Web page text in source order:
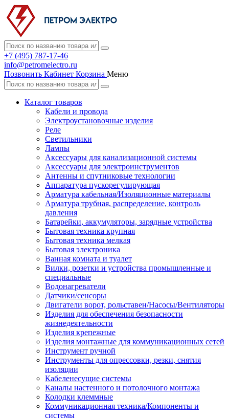
+7 (495) 787-17-46
info@petromelectro.ru
Позвонить Кабинет Корзина Меню
Каталог товаров
Кабели и провода
Электроустановочные изделия
Реле
Светильники
Лампы
Аксессуары для канализационной системы
Аксессуары для электроинструментов
Антенны и спутниковые технологии
Аппаратура пускорегулирующая
Арматура кабельная/Изоляционные материалы
Арматура трубная, распределение, контроль
давления
Батарейки, аккумуляторы, зарядные устройства
Бытовая техника крупная
Бытовая техника мелкая
Бытовая электроника
Ванная комната и туалет
Вилки, розетки и устройства промышленные и
специальные
Водонагреватели
Датчики/сенсоры
Двигатели ворот, рольставен/Насосы/Вентиляторы
Изделия для обеспечения безопасности
жизнедеятельности
Изделия крепежные
Изделия монтажные для коммуникационных сетей
Инструмент ручной
Инструменты для опрессовки, резки, снятия
изоляции
Кабеленесущие системы
Каналы настенного и потолочного монтажа
Колодки клеммные
Коммуникационная техника/Компоненты и
системы